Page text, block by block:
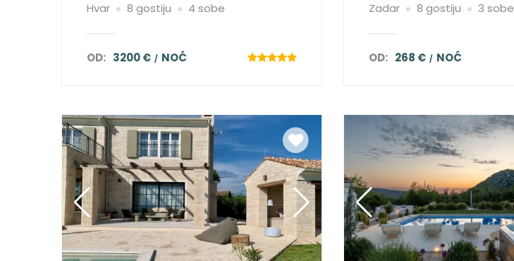
Hvar 8 gostiju 4 sobe
OD: 3200 € NOĆ
Zadar 8 gostiju 3 sobe
OD: 268 € NOĆ